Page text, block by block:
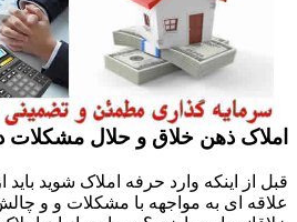
املاک ذهن خلاق و حلال مشکلات
قبل از اینکه وارد حرفه املاک شوید باید
علاقه ای به مواجهه با مشکلات و و